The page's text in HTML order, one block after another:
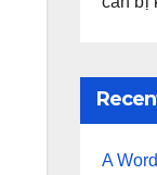
A